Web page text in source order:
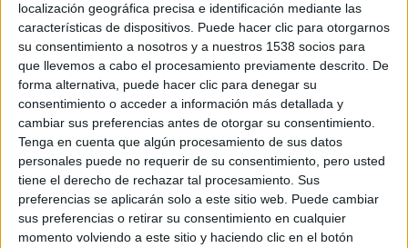
localización geográfica precisa e identificación mediante las
características de dispositivos. Puede hacer clic para otorgarnos
su consentimiento a nosotros y a nuestros 1538 socios para
que llevemos a cabo el procesamiento previamente descrito. De
forma alternativa, puede hacer clic para denegar su
consentimiento o acceder a información más detallada y
cambiar sus preferencias antes de otorgar su consentimiento.
Tenga en cuenta que algún procesamiento de sus datos
personales puede no requerir de su consentimiento, pero usted
tiene el derecho de rechazar tal procesamiento. Sus
preferencias se aplicarán solo a este sitio web. Puede cambiar
sus preferencias o retirar su consentimiento en cualquier
momento volviendo a este sitio y haciendo clic en el botón
Ray Winstone, Ian McShane, Eddie Izzard, Bob Hoskins ,
Toby Jones, Eddie Marsan, Stephen Graham, Lily Cole
Spruell Samcompletan el reparto.
La nueva película es una versión bastante peculiar del
clásico cuento de hadas. El cazador recibe la orden de
buscar a Blancanieves en el bosque y matarla, aunque
acaba convirtiéndose en su mentor y le enseña cómo
luchar y sobrevivir.